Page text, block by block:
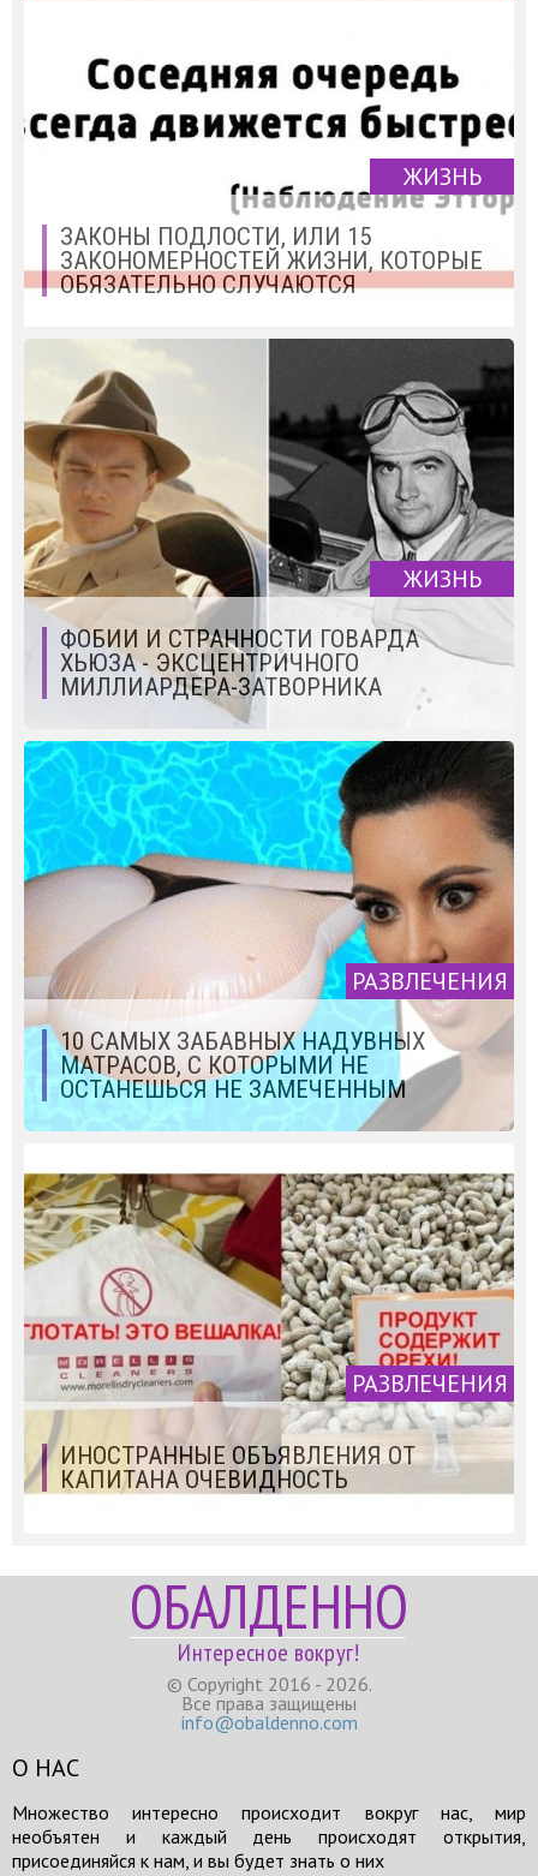
ЖИЗНЬ
ЗАКОНЫ ПОДЛОСТИ, ИЛИ 15
ЗАКОНОМЕРНОСТЕЙ ЖИЗНИ, КОТОРЫЕ
ОБЯЗАТЕЛЬНО СЛУЧАЮТСЯ
ЖИЗНЬ
ФОБИИ И СТРАННОСТИ ГОВАРДА
ХЬЮЗА - ЭКСЦЕНТРИЧНОГО
МИЛЛИАРДЕРА-ЗАТВОРНИКА
РАЗВЛЕЧЕНИЯ
10 САМЫХ ЗАБАВНЫХ НАДУВНЫХ
МАТРАСОВ, С КОТОРЫМИ НЕ
ОСТАНЕШЬСЯ НЕ ЗАМЕЧЕННЫМ
РАЗВЛЕЧЕНИЯ
ИНОСТРАННЫЕ ОБЪЯВЛЕНИЯ ОТ
КАПИТАНА ОЧЕВИДНОСТЬ
ОБАЛДЕННО
Интересное вокруг!
© Copyright 2016 - 2026.
Все права защищены
info@obaldenno.com
О НАС
Множество интересно происходит вокруг нас, мир
необъятен и каждый день происходят открытия,
присоединяйся к нам, и вы будет знать о них